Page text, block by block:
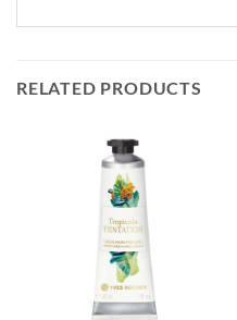
RELATED PRODUCTS